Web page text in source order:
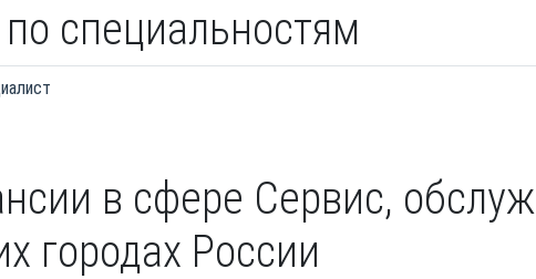
специальностям
в сфере Сервис,
городах России